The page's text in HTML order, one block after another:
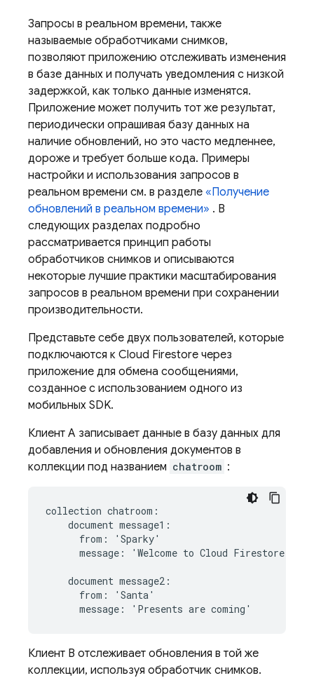
Запросы в реальном времени, также
называемые обработчиками снимков,
позволяют приложению отслеживать изменения
в базе данных и получать уведомления с низкой
задержкой, как только данные изменятся.
Приложение может получить тот же результат,
периодически опрашивая базу данных на
наличие обновлений, но это часто медленнее,
дороже и требует больше кода. Примеры
настройки и использования запросов в
реальном времени см. в разделе «Получение
обновлений в реальном времени» . В
следующих разделах подробно
рассматривается принцип работы
обработчиков снимков и описываются
некоторые лучшие практики масштабирования
запросов в реальном времени при сохранении
производительности.
Представьте себе двух пользователей, которые
подключаются к Cloud Firestore через
приложение для обмена сообщениями,
созданное с использованием одного из
мобильных SDK.
Клиент А записывает данные в базу данных для
добавления и обновления документов в
коллекции под названием chatroom :
collection chatroom:
    document message1:
      from: 'Sparky'
      message: 'Welcome to
Cloud Firestore
    document message2:
      from: 'Santa'
Клиент B отслеживает обновления в той же
коллекции, используя обработчик снимков.